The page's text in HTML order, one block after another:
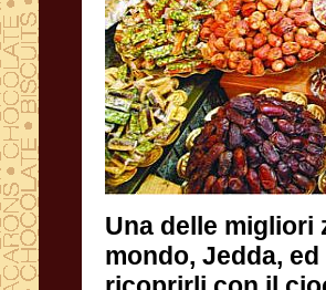
Una delle migliori
mondo, Jedda,
ricoprirli con il